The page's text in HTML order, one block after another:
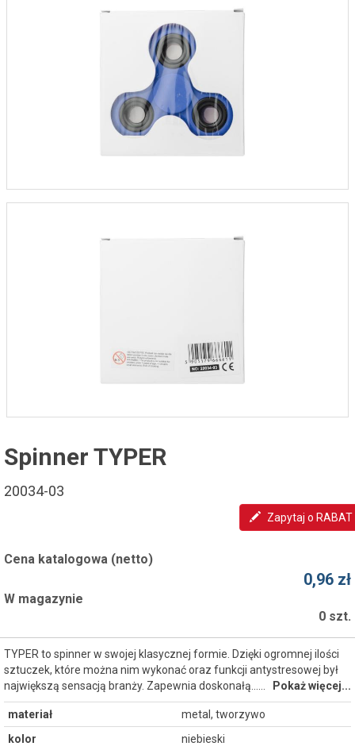
Spinner TYPER
20034-03
Zapytaj o RABAT
Cena katalogowa (netto)
0,96 zł
W magazynie
0 szt.
TYPER to spinner w swojej klasycznej formie. Dzięki ogromnej ilości
sztuczek, które można nim wykonać oraz funkcji antystresowej był
największą sensacją branży. Zapewnia doskonałą...…
Pokaż więcej...
materiał
metal, tworzywo
kolor
niebieski